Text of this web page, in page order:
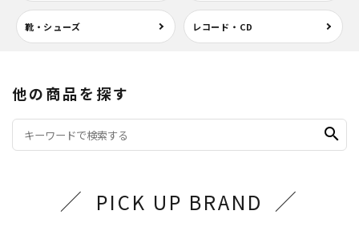
靴・シューズ レコード・CD
他の商品を探す
search
PICK UP BRAND